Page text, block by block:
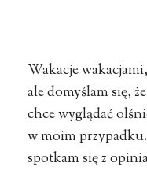
Wakacje
ale domyślam się,
chce wyglądać
w moim
spotkam się z